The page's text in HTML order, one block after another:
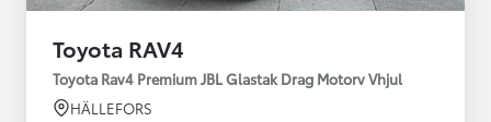
Toyota RAV4
Toyota Rav4 Premium JBL Glastak Drag Motorv Vhjul
HÄLLEFORS